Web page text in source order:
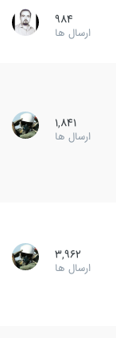
984
ارسال ها
1,841
ارسال ها
3,962
ارسال ها